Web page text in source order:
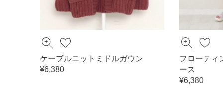
ケーブルニットミドルガウン
¥6,380
フローティ
ース
¥6,380